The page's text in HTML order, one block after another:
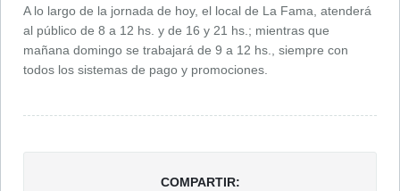
A lo largo de la jornada de hoy, el local de La Fama, atenderá
al público de 8 a 12 hs. y de 16 y 21 hs.; mientras que
mañana domingo se trabajará de 9 a 12 hs., siempre con
todos los sistemas de pago y promociones.
COMPARTIR: